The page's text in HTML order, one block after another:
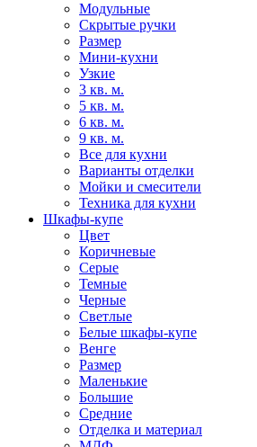
Модульные
Скрытые ручки
Размер
Мини-кухни
Узкие
3 кв. м.
5 кв. м.
6 кв. м.
9 кв. м.
Все для кухни
Варианты отделки
Мойки и смесители
Техника для кухни
Шкафы-купе
Цвет
Коричневые
Серые
Темные
Черные
Светлые
Белые шкафы-купе
Венге
Размер
Маленькие
Большие
Средние
Отделка и материал